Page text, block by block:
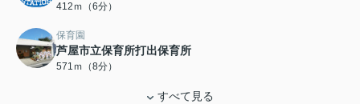
412ｍ（6分）
保育園
芦屋市立保育所打出保育所
571ｍ（8分）
すべて見る